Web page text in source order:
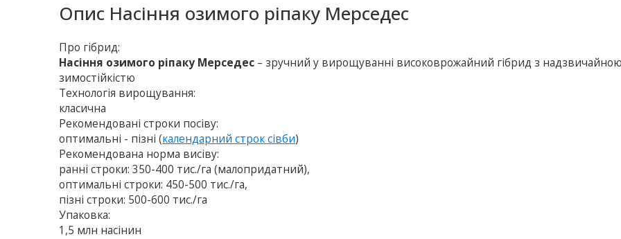
Опис Насіння озимого ріпаку Мерседес
Про гібрид:
Насіння озимого ріпаку Мерседес – зручний у вирощуванні високоврожайний гібрид з надзвичайною
зимостійкістю
Технологія вирощування:
класична
Рекомендовані строки посіву:
оптимальні - пізні (календарний строк сівби)
Рекомендована норма висіву:
ранні строки: 350-400 тис./га (малопридатний),
оптимальні строки: 450-500 тис./га,
пізні строки: 500-600 тис./га
Упаковка:
1,5 млн насінин